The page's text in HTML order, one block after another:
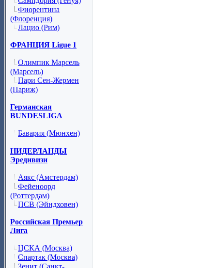
Фиорентина
(Флоренция)
Лацио (Рим)
ФРАНЦИЯ Ligue 1
Олимпик Марсель
(Марсель)
Пари Сен-Жермен
(Париж)
Германская
BUNDESLIGA
Бавария (Мюнхен)
НИДЕРЛАНДЫ
Эредивизи
Аякс (Амстердам)
Фейеноорд
(Роттердам)
ПСВ (Эйндховен)
Российская Премьер
Лига
ЦСКА (Москва)
Спартак (Москва)
Зенит (Санкт-